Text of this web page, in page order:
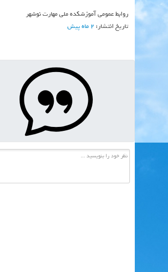
روابط عمومی آموزشکده ملی مهارت نوشهر
تاریخ انتشار: ۲ ماه پیش